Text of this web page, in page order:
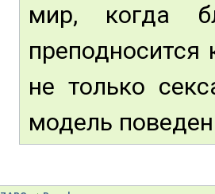
мир, когда
преподносится
не только
модель